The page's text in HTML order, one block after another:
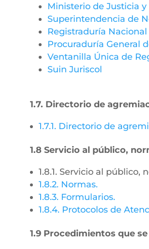
Ministerio de Justicia
Superintendencia de
Registraduría
Procuraduría General
Ventanilla Única de
Suin Juriscol
1.7. Directorio de
1.7.1. Directorio de
1.8 Servicio al público,
1.8.1. Servicio al
1.8.2. Normas.
1.8.3. Formularios.
1.8.4. Protocolos de
1.9 Procedimientos que